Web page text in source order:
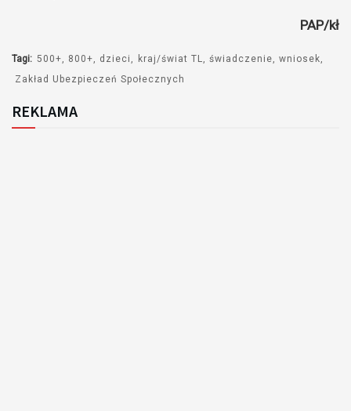
PAP/kł
Tagi: 500+ 800+ dzieci kraj/świat TL świadczenie
wniosek
Zakład Ubezpieczeń Społecznych
REKLAMA